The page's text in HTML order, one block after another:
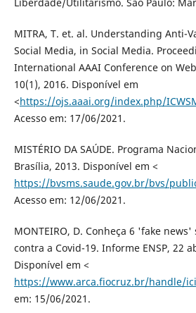
MITRA, T. et. al. Understanding Anti-
Social Media, in Social Media.
International AAAI Conference on
10(1), 2016. Disponível em
<https://ojs.aaai.org/index.php/
Acesso em: 17/06/2021.
MISTÉRIO DA SAÚDE. Programa
Brasília, 2013. Disponível em <
https://bvsms.saude.gov.br/bvs/
Acesso em: 12/06/2021.
MONTEIRO, D. Conheça 6 'fake news'
contra a Covid-19. Informe ENSP, 22
Disponível em <
https://www.arca.fiocruz.br/handle/
em: 15/06/2021.